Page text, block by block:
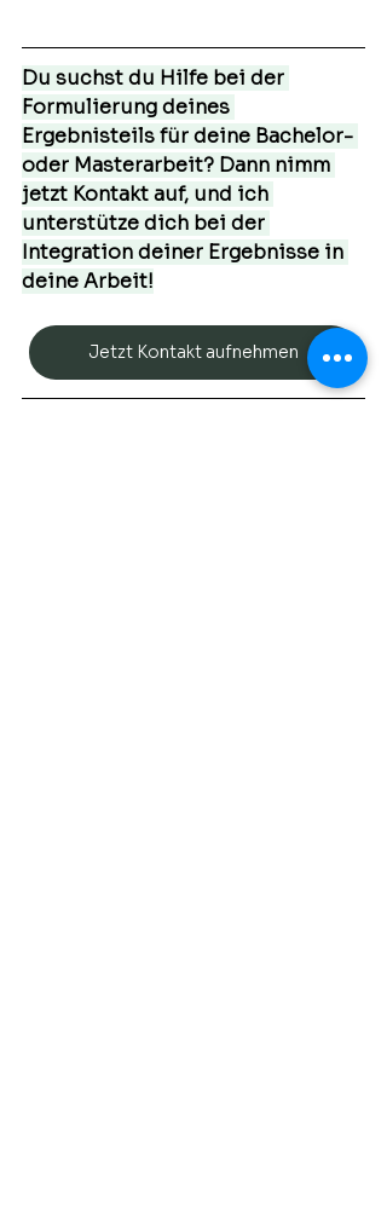
Du suchst du Hilfe bei der
Formulierung deines
Ergebnisteils für deine Bachelor-
oder Masterarbeit? Dann nimm
jetzt Kontakt auf, und ich
unterstütze dich bei der
Integration deiner Ergebnisse in
deine Arbeit!
Jetzt Kontakt aufnehmen